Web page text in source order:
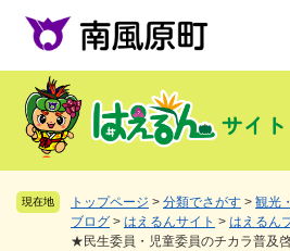
す
現在地 トップページ > 分類でさがす > 観光
ブログ > はえるんサイト > はえるん
★民生委員・児童委員のチカラ普及